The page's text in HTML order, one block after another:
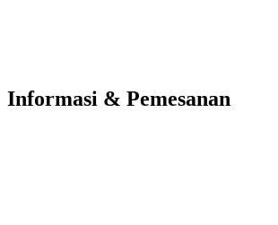
Informasi & Pemesanan